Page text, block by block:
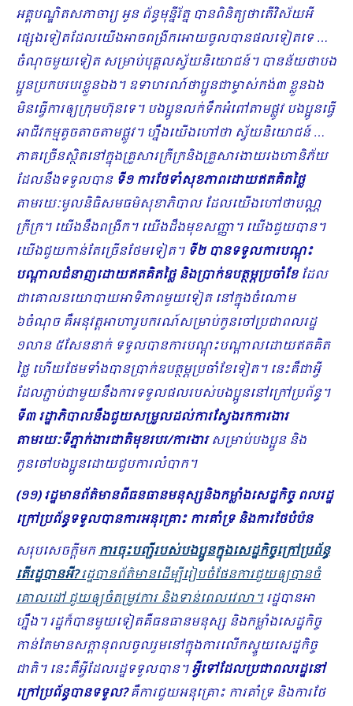
អគ្គបណ្ឌិត​សភាចារ្យ អូន ព័ន្ធមុន្នីរ័ត្ន បានពិនិត្យថាតើវិស័យអី
ផ្សេងទៀតដែលយើងអាចពង្រីកអោយចូលបានផលទៀតទេ …
ចំណុចមួយទៀត សម្រាប់បុគ្គលស្វ័យនិយោជន៍។ បានន័យថាបង
ប្អូនប្រកបរបរខ្លួនឯង។ ឧទាហរណ៍ថាប្អូនជាម្ចាស់កង់៣ខ្លួនឯង
មិនធ្វើការឲ្យក្រុមហ៊ុនទេ។ បងប្អូនលក់ទឹកអំពៅតាមផ្លូវ បងប្អូនធ្វើ
អាជីវកម្មតូចតាចតាមផ្លូវ។ ហ្នឹងយើងហៅថា ស្វ័យនិយោជន៍ …
ភាគច្រើនស្ថិតនៅក្នុងគ្រួសារក្រីក្រនិងគ្រួសារងាយរងហានិភ័យ
ដែលនឹងទទួលបាន ទី១ ការថែទាំសុខភាពដោយឥតគិតថ្លៃ
តាមរយៈមូលនិធិសមធម៌សុខាភិបាល ដែលយើងហៅថាបណ្ណ
ក្រីក្រ។ យើងនឹងពង្រីក។ យើងដឹងមុខសញ្ញា។ យើងជួយបាន។
យើងជួយកាន់តែច្រើនថែមទៀត។ ទី២ បានទទួលការបណ្ដុះ
បណ្ដាលជំនាញដោយឥតគិតថ្លៃ និងប្រាក់ឧបត្ថម្ភប្រចាំខែដែល
ជាគោលនយោបាយអាទិភាពមួយទៀត នៅក្នុងចំណោម
៦ចំណុច គឺអនុវត្តអាហារូបករណ៍សម្រាប់កូនចៅប្រជាពលរដ្ឋ
១លាន ៥សែននាក់ ទទួលបានការបណ្ដុះបណ្ដាលដោយឥតគិត
ថ្លៃ ហើយថែមទាំងបានប្រាក់ឧបត្ថម្ភប្រចាំខែទៀត។ នេះគឺជាអ្វី
ដែលភ្ជាប់​ជាមួយនឹងការទទួលផលរបស់បងប្អូននៅក្រៅប្រព័ន្ធ។
ទី៣ រដ្ឋាភិបាលនឹងជួយសម្រួលដល់ការស្វែងរកការងារ
តាមរយៈទីភ្នាក់ងារជាតិមុខរបរ/ការងារសម្រាប់បងប្អូន និង
កូនចៅបងប្អូនដោយជួបការលំបាក។
(១១) រដ្ឋមានព័ត៌មានពីធនធានមនុស្សនិងកម្លាំងសេដ្ឋកិច្ច ពលរដ្ឋ
ក្រៅប្រព័ន្ធទទួលបានការអនុគ្រោះ ការគាំទ្រ និងការថែបំប៉ន
សរុបសេចក្ដីមកការចុះបញ្ជី​របស់បងប្អូនក្នុងសេដ្ឋកិច្ចក្រៅប្រព័ន្ធ
តើរដ្ឋបានអី?រដ្ឋបានព័ត៌មានដើម្បីរៀបចំផែនការជួយឲ្យបានចំ
គោលដៅ ជួយឲ្យចំតម្រូវការ និងទាន់ពេលវេលា។រដ្ឋបានអា
ហ្នឹង។ រដ្ឋក៏បានមួយទៀតគឺធនធានមនុស្ស និងកម្លាំងសេដ្ឋកិច្ច
កាន់តែមានសក្ដានុពលចូលរួមនៅក្នុងការលើកស្ទួយសេដ្ឋកិច្ច
ជាតិ។ នេះគឺអ្វីដែលរដ្ឋទទួលបាន។អ្វីទៅដែលប្រជាពលរដ្ឋនៅ
ក្រៅប្រព័ន្ធបានទទួល?គឺការជួយអនុគ្រោះ ការគាំទ្រ និងការថែ